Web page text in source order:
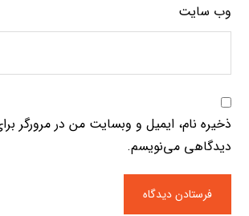
وب‌ سایت
ذخیره نام، ایمیل و وبسایت من در مرورگر
دیدگاهی می‌نویسم.